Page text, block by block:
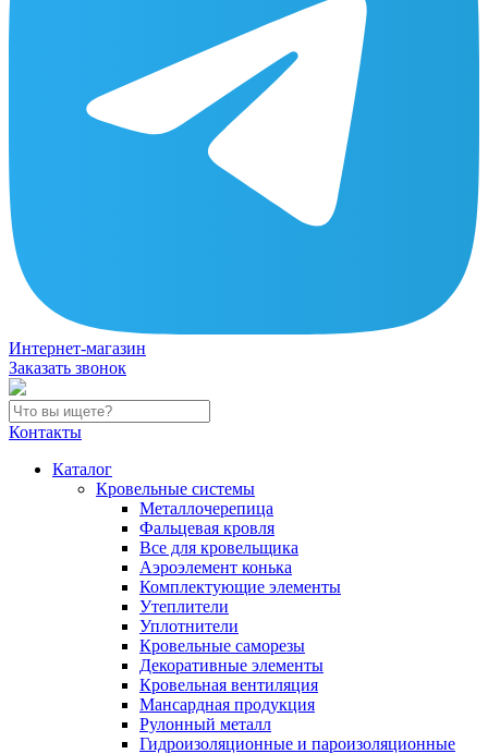
Интернет-магазин
Заказать звонок
Контакты
Каталог
Кровельные системы
Металлочерепица
Фальцевая кровля
Все для кровельщика
Аэроэлемент конька
Комплектующие элементы
Утеплители
Уплотнители
Кровельные саморезы
Декоративные элементы
Кровельная вентиляция
Мансардная продукция
Рулонный металл
Гидроизоляционные и пароизоляционные